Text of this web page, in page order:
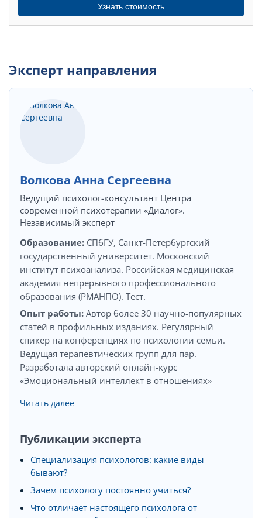
Узнать стоимость
Эксперт направления
Волкова Анна Сергеевна
Ведущий психолог-консультант Центра
современной психотерапии «Диалог».
Независимый эксперт
Образование: СПбГУ, Санкт-Петербургский
государственный университет. Московский
институт психоанализа. Российская медицинская
академия непрерывного профессионального
образования (РМАНПО). Тест.
Опыт работы: Автор более 30 научно-популярных
статей в профильных изданиях. Регулярный
спикер на конференциях по психологии семьи.
Ведущая терапевтических групп для пар.
Разработала авторский онлайн-курс
«Эмоциональный интеллект в отношениях»
Читать далее
Публикации эксперта
Специализация психологов: какие виды
бывают?
Зачем психологу постоянно учиться?
Что отличает настоящего психолога от